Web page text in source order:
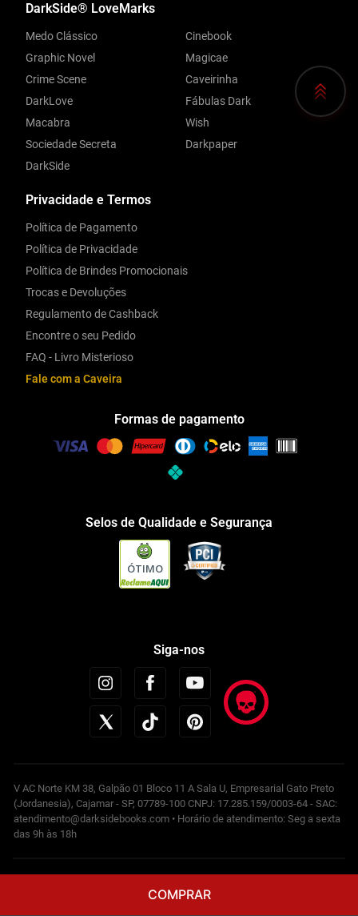
COMPRAR
Privacidade e Termos
Política de Pagamento
Política de Privacidade
Política de Brindes Promocionais
Trocas e Devoluções
Regulamento de Cashback
Encontre o seu Pedido
FAQ - Livro Misterioso
Fale com a Caveira
DarkSide® LoveMarks
Medo Clássico
Graphic Novel
Crime Scene
DarkLove
Macabra
Sociedade Secreta
DarkSide
Cinebook
Magicae
Caveirinha
Fábulas Dark
Wish
Darkpaper
Formas de pagamento
Selos de Qualidade e Segurança
ÓTIMO
Siga-nos
V AC Norte KM 38, Galpão 01 Bloco 11 A Sala U, Empresarial Gato Preto
(Jordanesia), Cajamar - SP, 07789-100 CNPJ: 17.285.159/0003-64 - SAC:
atendimento@darksidebooks.com • Horário de atendimento: Seg a sexta
das 9h às 18h